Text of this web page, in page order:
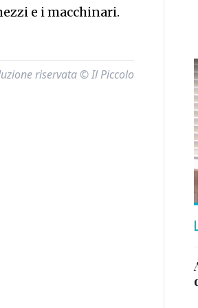
e i macchinari.
riservata © Il Piccolo